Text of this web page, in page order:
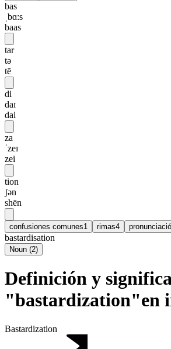
bas
ˌbɑ:s
baas
tar
tə
tē
di
daɪ
dai
za
ˈzeɪ
zei
tion
ʃən
shēn
confusiones comunes1 rimas4
bastardisation
Noun (2)
Definición y
"bastardization"en
Bastardization